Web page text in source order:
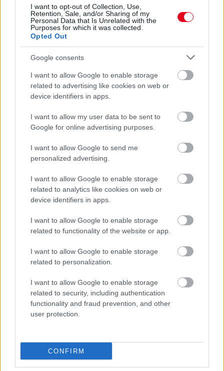
I want to opt-out of Collection, Use,
Retention, Sale, and/or Sharing of my
Personal Data that Is Unrelated with the
Purposes for which it was collected.
Opted Out
Google consents
I want to allow Google to enable storage
related to advertising like cookies on web or
device identifiers in apps.
I want to allow my user data to be sent to
Google for online advertising purposes.
I want to allow Google to send me
personalized advertising.
I want to allow Google to enable storage
related to analytics like cookies on web or
device identifiers in apps.
I want to allow Google to enable storage
related to functionality of the website or app.
I want to allow Google to enable storage
related to personalization.
I want to allow Google to enable storage
related to security, including authentication
functionality and fraud prevention, and other
user protection.
CONFIRM
SZÓDABIKARBÓNA A LEGERŐSEBB: EZT HASZNÁLJÁK A
SZÁLLODÁKBAN A VÍZKŐ ELLEN
Ez a szer tényleg eltünteti a vízkövet
24 óra
Ha ezt érzed evés után, a szervezeted fontos dologra